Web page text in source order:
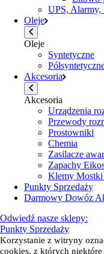
UPS, Alarmy,
Oleje
Oleje
Syntetyczne
Akcesoria
Akcesoria
Urządzenia
Przewody
Prostowniki
Chemia
Zasilacze
Zapachy
Klemy
Punkty Sprzedaży
Darmowy Dowóz
Odwiedź nasze sklepy:
Punkty Sprzedaży
Korzystanie z witryny
cookies, z których